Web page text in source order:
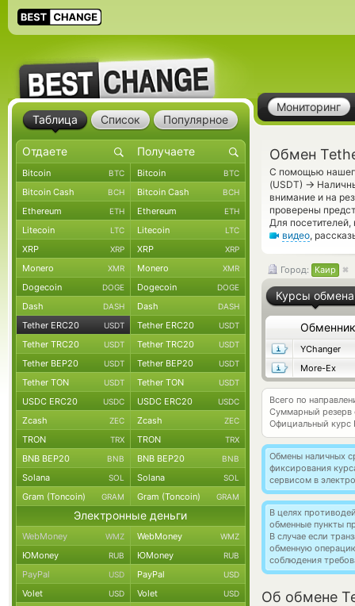
Мониторинг
Обмен
С помощью
(USDT) →
внимание и на
проверены
Для
видео,
Город: Каир
Курсы обмена
Обменник
YChanger
More-Ex
Всего по
Суммарный резерв
Официальный курс
Обмены наличных
фиксирования
сервисом в
В целях
обменные пункты
В случае если
обменную
соблюдения
Об обмене
Таблица Список Популярное
Bitcoin BTC Bitcoin BTC
Bitcoin Cash BCH Bitcoin Cash BCH
Ethereum ETH Ethereum ETH
Litecoin LTC Litecoin LTC
XRP XRP XRP XRP
Monero XMR Monero XMR
Dogecoin DOGE Dogecoin DOGE
Dash DASH Dash DASH
Tether ERC20 USDT Tether ERC20 USDT
Tether TRC20 USDT Tether TRC20 USDT
Tether BEP20 USDT Tether BEP20 USDT
Tether TON USDT Tether TON USDT
USDC ERC20 USDC USDC ERC20 USDC
Zcash ZEC Zcash ZEC
TRON TRX TRON TRX
BNB BEP20 BNB BNB BEP20 BNB
Solana SOL Solana SOL
Gram (Toncoin) GRAM Gram (Toncoin) GRAM
Электронные деньги
WebMoney WMZ WebMoney WMZ
ЮMoney RUB ЮMoney RUB
PayPal USD PayPal USD
Volet USD Volet USD